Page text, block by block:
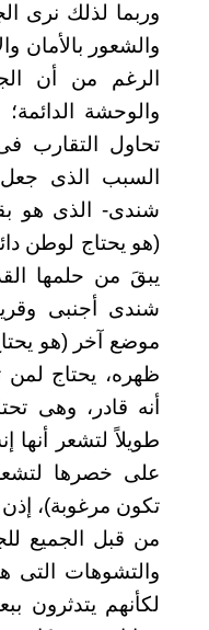
وربما لذلك نرى
والشعور بالأمان
الرغم من أن
والوحشة
تحاول التقارب
السبب الذى
شندى- الذى هو
(هو يحتاج لوطن
يبقَ من حلمها
شندى أجنبى
موضع آخر (هو
ظهره، يحتاج
أنه قادر، وهى
طويلاً لتشعر أنها
على خصرها
تكون مرغوبة)،
من قبل الجميع
والتشوهات التى
لكأنهم يتدثرون